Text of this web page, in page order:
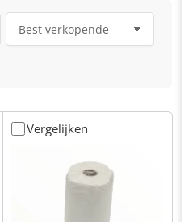
r
Vergelijken